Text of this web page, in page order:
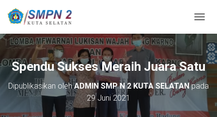
O
E
N
A
Spendu Sukses Meraih Juara Satu
Dipublikasikan olehADMIN SMP N 2 KUTA SELATANpada
29 Juni 2021